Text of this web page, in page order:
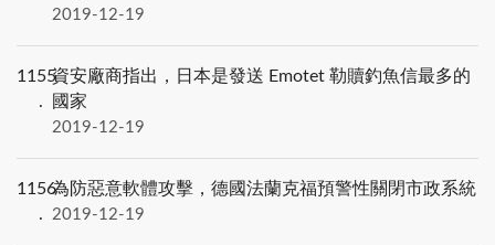
2019-12-19
1155資安廠商指出，日本是發送 Emotet 勒贖釣魚信最多的
國家
2019-12-19
1156為防惡意軟體攻擊，德國法蘭克福預警性關閉市政系統
2019-12-19